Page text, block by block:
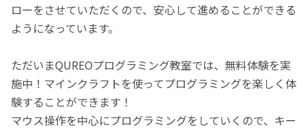
ローをさせていただくので、安心して進めることができる
ようになっています。
ただいまQUREOプログラミング教室では、無料体験を実
施中！マインクラフトを使ってプログラミングを楽しく体
験することができます！
マウス操作を中心にプログラミングをしていくので、キー